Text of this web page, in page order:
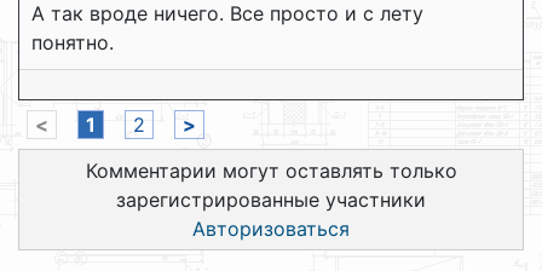
А так вроде ничего. Все просто и с лету
понятно.
< 1 2
>
Комментарии могут оставлять только
зарегистрированные участники
Авторизоваться